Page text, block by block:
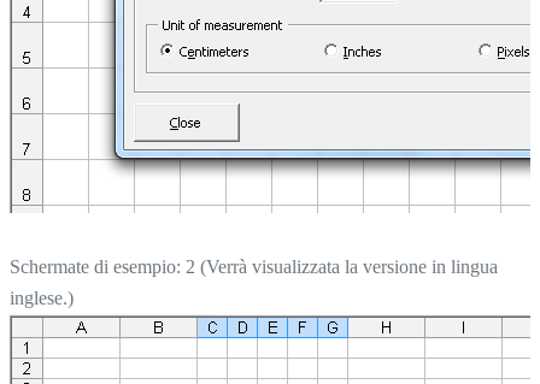
Schermate di esempio: 2 (Verrà visualizzata la versione in lingua
inglese.)